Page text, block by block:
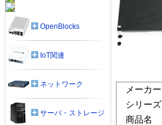
メーカー
シリーズ
商品名
OpenBlocks
IoT関連
ネットワーク
サーバ・ストレージ